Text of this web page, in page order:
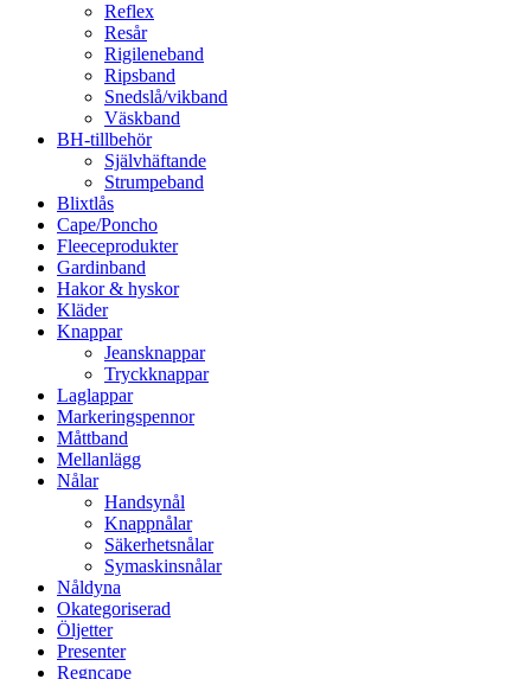
Reflex
Resår
Rigileneband
Ripsband
Snedslå/vikband
Väskband
BH-tillbehör
Självhäftande
Strumpeband
Blixtlås
Cape/Poncho
Fleeceprodukter
Gardinband
Hakor & hyskor
Kläder
Knappar
Jeansknappar
Tryckknappar
Laglappar
Markeringspennor
Måttband
Mellanlägg
Nålar
Handsynål
Knappnålar
Säkerhetsnålar
Symaskinsnålar
Nåldyna
Okategoriserad
Öljetter
Presenter
Regncape